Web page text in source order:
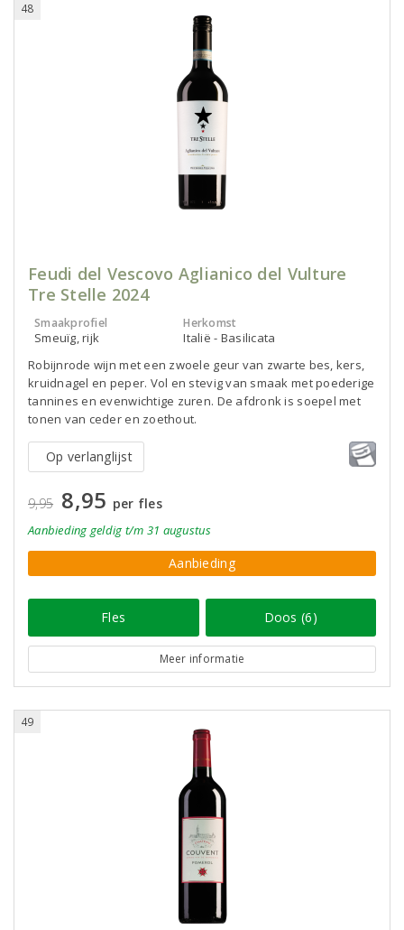
48
Feudi del Vescovo Aglianico del Vulture
Tre Stelle 2024
Smaakprofiel
Smeuïg, rijk
Herkomst
Italië - Basilicata
Robijnrode wijn met een zwoele geur van zwarte bes, kers,
kruidnagel en peper. Vol en stevig van smaak met poederige
tannines en evenwichtige zuren. De afdronk is soepel met
tonen van ceder en zoethout.
Op verlanglijst
9,95 8,95 per fles
Aanbieding geldig t/m 31 augustus
Aanbieding
Fles Doos (6)
Meer informatie
49